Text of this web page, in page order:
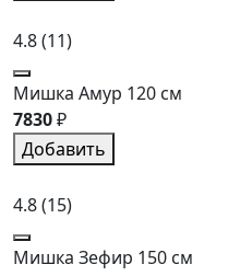
4.8(11)
Мишка Амур 120 см
7830₽
Добавить
4.8(15)
Мишка Зефир 150 см